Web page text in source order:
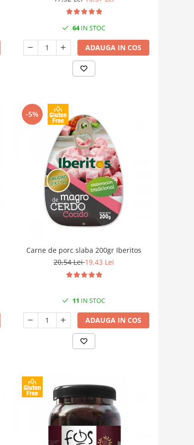
64IN STOC
ADAUGA IN COS
-5%
Carne de porc slaba 200gr Iberitos
20,54 Lei19,43 Lei
11 IN STOC
ADAUGA IN COS